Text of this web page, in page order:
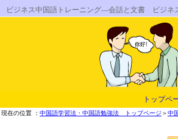
ビジネス中国語トレーニング―会話と文書 ビジ
トップペ
現在の位置 ： 中国語学習法・中国語勉強法 トップページ ＞中